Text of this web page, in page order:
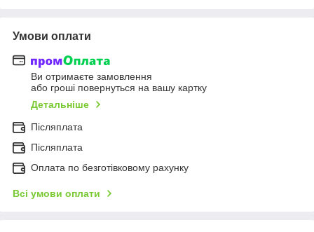
Умови оплати
Ви отримаєте замовлення
або гроші повернуться на вашу картку
Детальніше
Післяплата
Післяплата
Оплата по безготівковому рахунку
Всі умови оплати